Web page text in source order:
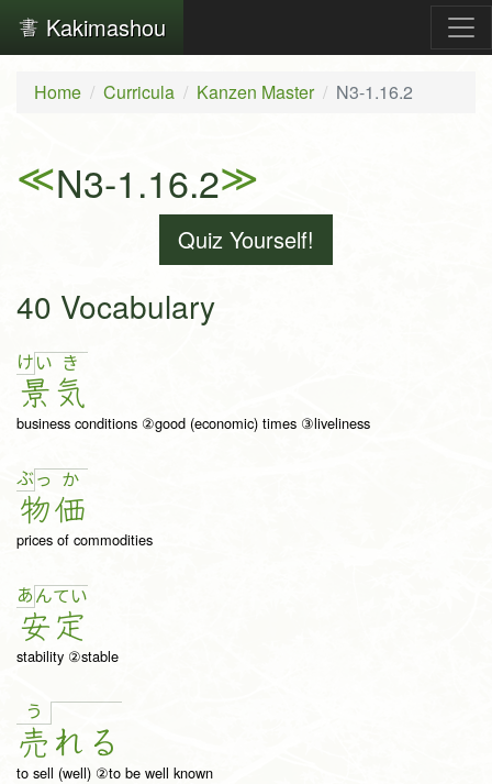
Kakimashou
Home Curricula Kanzen Master N3-1.16.2
≪N3-1.16.2≫
Quiz Yourself!
40 Vocabulary
け い
景
き
気
business conditions ②good (economic) times ③liveliness
ぶっ
物
か
価
prices of commodities
あん
安
て い
定
stability ②stable
う
売 れ る
to sell (well) ②to be well known